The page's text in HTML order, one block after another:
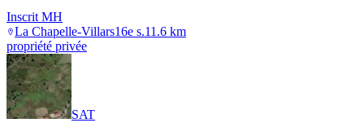
Inscrit MH
La Chapelle-Villars16e s.11.6 km
propriété privée
SAT